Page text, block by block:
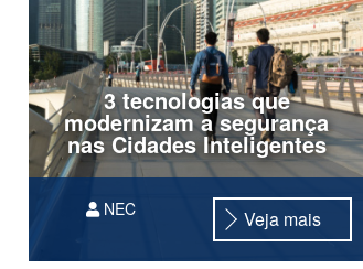
3 tecnologias que
modernizam a segurança
nas Cidades Inteligentes
NEC Veja mais